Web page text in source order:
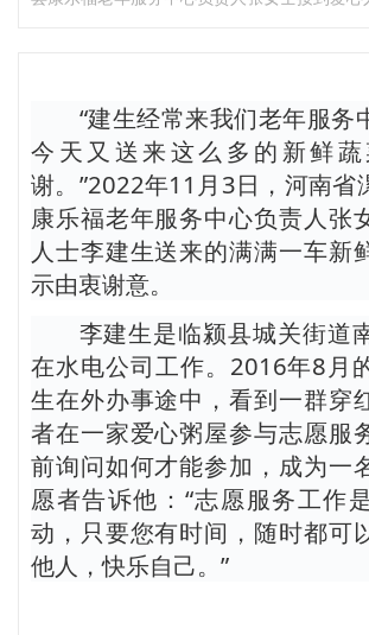
“建生经常来我们老年服务
今天又送来这么多的新鲜
谢。”2022年11月3日，河南省
康乐福老年服务中心负责人张
人士李建生送来的满满一车新
示由衷谢意。
李建生是临颍县城关街道
在水电公司工作。2016年8月
生在外办事途中，看到一群穿
者在一家爱心粥屋参与志愿服
前询问如何才能参加，成为一
愿者告诉他：“志愿服务工作
动，只要您有时间，随时都可
他人，快乐自己。”